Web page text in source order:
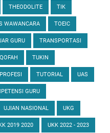
THEODOLITE TIK
WAWANCARA TOEIC
GURU TRANSPORTASI
TUKIN
TUTORIAL UAS
GURU
UJIAN NASIONAL UKG
2019 2020 UKK 2022 - 2023